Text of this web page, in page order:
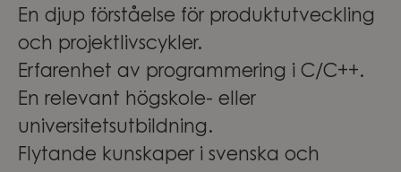
En djup förståelse för produktutveckling
och projektlivscykler.
Erfarenhet av programmering i C/C++.
En relevant högskole- eller
universitetsutbildning.
Flytande kunskaper i svenska och